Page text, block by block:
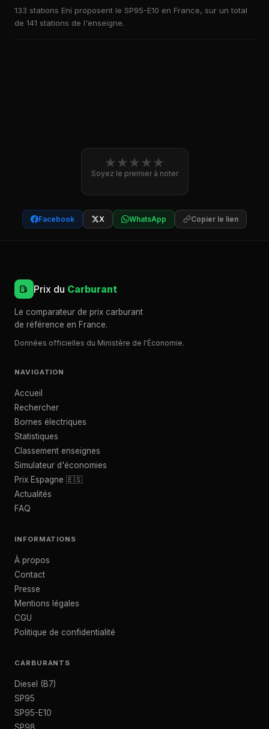
133 stations Eni proposent le SP95-E10 en France, sur un total
de 141 stations de l'enseigne.
★★★★★
Soyez le premier à noter
Facebook X WhatsApp Copier le lien
Prix du Carburant
Le comparateur de prix carburant
de référence en France.
Données officielles du Ministère de l'Économie.
NAVIGATION
Accueil
Rechercher
Bornes électriques
Statistiques
Classement enseignes
Simulateur d'économies
Prix Espagne 🇪🇸
Actualités
FAQ
INFORMATIONS
À propos
Contact
Presse
Mentions légales
CGU
Politique de confidentialité
CARBURANTS
Diesel (B7)
SP95
SP95-E10